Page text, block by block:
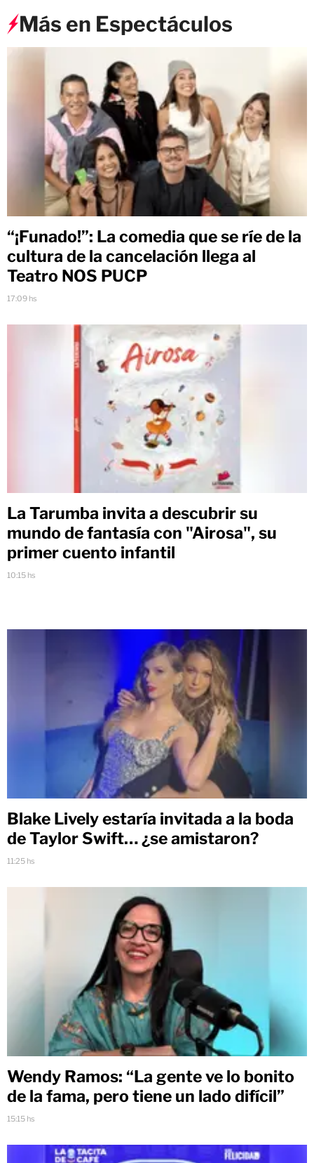
Más en Espectáculos
“¡Funado!”: La comedia que se ríe de la
cultura de la cancelación llega al
Teatro NOS PUCP
17:09 hs
La Tarumba invita a descubrir su
mundo de fantasía con "Airosa", su
primer cuento infantil
10:15 hs
Blake Lively estaría invitada a la boda
de Taylor Swift… ¿se amistaron?
11:25 hs
Wendy Ramos: “La gente ve lo bonito
de la fama, pero tiene un lado difícil”
15:15 hs